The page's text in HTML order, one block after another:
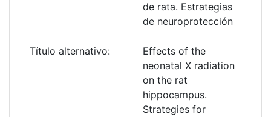
de rata. Estrategias
de neuroprotección
Título alternativo:
Effects of the
neonatal X radiation
on the rat
hippocampus.
Strategies for